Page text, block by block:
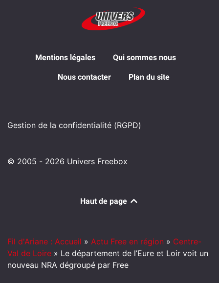
Mentions légales Qui sommes nous
Nous contacter Plan du site
Gestion de la confidentialité (RGPD)
© 2005 - 2026 Univers Freebox
Haut de page
Fil d'Ariane : Accueil » Actu Free en région » Centre-
Val de Loire » Le département de l’Eure et Loir voit un
nouveau NRA dégroupé par Free